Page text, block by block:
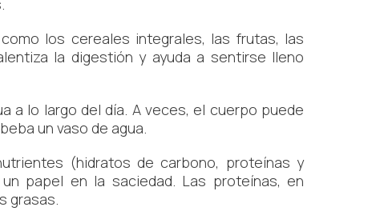
los cereales integrales, las frutas, las
la digestión y ayuda a sentirse lleno
a lo largo del día. A veces, el cuerpo puede
un vaso de agua.
(hidratos de carbono, proteínas y
papel en la saciedad. Las proteínas, en
grasas.